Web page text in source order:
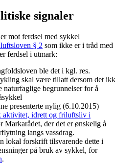
signaler
mot ferdsel med sykkel
§ 2 som ikke er i tråd med
ferdsel i utmark:
ble det i kgl. res.
skal være tillatt dersom det
naturfaglige begrunnelser for å
presenterte nylig (6.10.2015)
aktivitet, idrett og friluftsliv i
Markarådet, der det er ønskelig å
langs vassdrag.
lokal forskrift tilsvarende dette i
på bruk av sykkel, for
.